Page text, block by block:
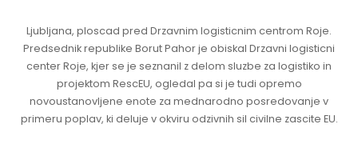
Ljubljana, ploscad pred Drzavnim logisticnim centrom Roje.
Predsednik republike Borut Pahor je obiskal Drzavni logisticni
center Roje, kjer se je seznanil z delom sluzbe za logistiko in
projektom RescEU, ogledal pa si je tudi opremo
novoustanovljene enote za mednarodno posredovanje v
primeru poplav, ki deluje v okviru odzivnih sil civilne zascite EU.